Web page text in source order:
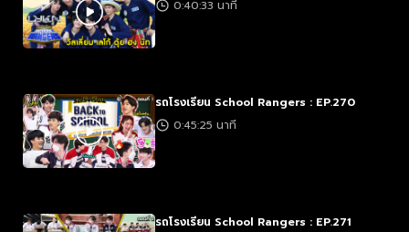
0:40:33 นาที
รถโรงเรียน School Rangers : EP.270
0:45:25 นาที
รถโรงเรียน School Rangers : EP.271